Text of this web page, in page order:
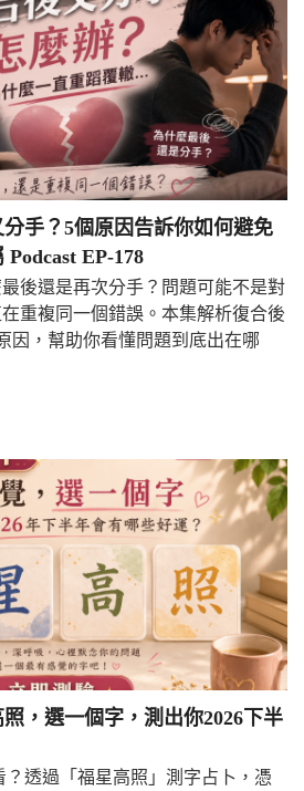
手？5個原因告訴你如何避免
EP-178
後還是再次分手？問題可能不是對
重複同一個錯誤。本集解析復合後
因，幫助你看懂問題到底出在哪
照，選一個字，測出你2026下半
透過「福星高照」測字占卜，憑